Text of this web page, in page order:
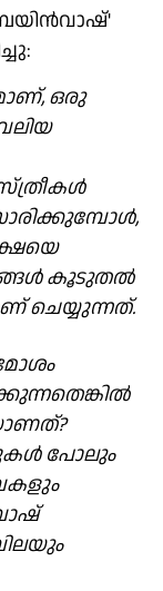
ഒരു
കൂടുതൽ
ചെയ്യുന്നത്.
പോലും